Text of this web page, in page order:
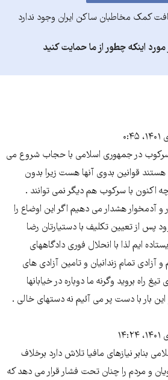
کمک مخاطبان ساکن ایران وجود ندارد
اینکه چطور از ما حمایت کنید
سرکوب در جمهوری اسلامی با حجاب شروع می
هستند قوانین بدوی آنها هست زیرا بدون
اکنون با سرکوب هم دیگر نمی توانند .
آدمخوار هشدار می دهیم اگر این اوضاع را
پس از تعیین تکلیف با دستیارتان رضا
ایم لذا با انحلال فوری دادگاههای
و آزادی تمام زندانیان و تامین آزادی های
راه بروید وگرنه ما دوباره در خیابانها
این بار با دست پر می آئیم نه دستهای خالی .
بنابر نیازهای مافیا تلاش دارد برخلاف
و مردم را چنان تحت فشار قرار می دهد که